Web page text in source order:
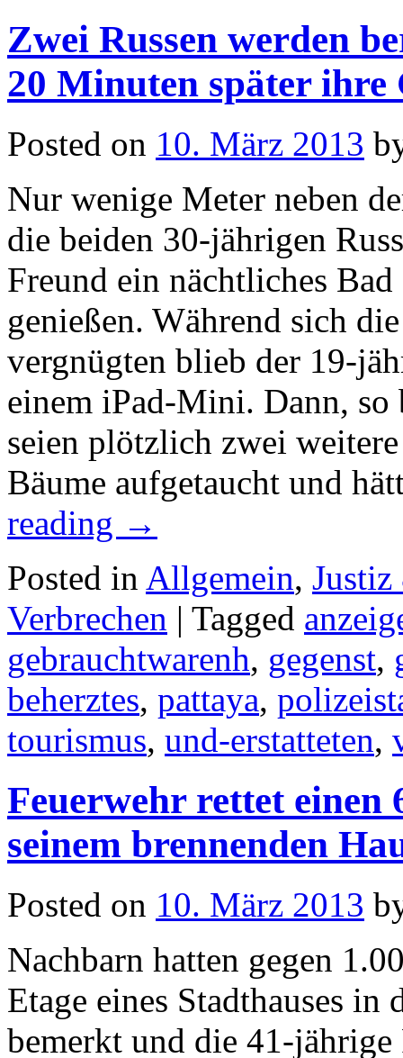
Zwei Russen werden
20 Minuten später ihre
Posted on 10. März 2013
Nur wenige Meter neben
die beiden 30-jährigen
Freund ein nächtliches
genießen. Während sich
vergnügten blieb der 19-
einem iPad-Mini. Dann,
seien plötzlich zwei
Bäume aufgetaucht und
reading →
Posted in Allgemein,
Verbrechen | Tagged
gebrauchtwarenh, gegenst,
beherztes, pattaya,
tourismus, und-erstatteten,
Feuerwehr rettet einen
seinem brennenden
Posted on 10. März 2013
Nachbarn hatten gegen
Etage eines Stadthauses in
bemerkt und die 41-jährige